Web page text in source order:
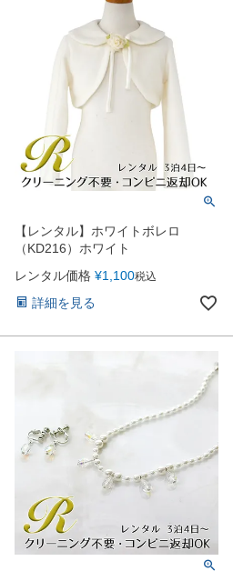
【レンタル】ホワイトボレロ
（KD216）ホワイト
レンタル価格 ¥1,100税込
詳細を見る